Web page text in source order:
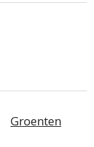
Groenten